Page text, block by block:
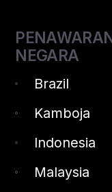
NEGARA
Brazil
Kamboja
Indonesia
Malaysia